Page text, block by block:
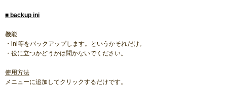
■ backup ini
機能
・ini等をバックアップします。というかそれだけ。
・役に立つかどうかは聞かないでください。
使用方法
メニューに追加してクリックするだけです。